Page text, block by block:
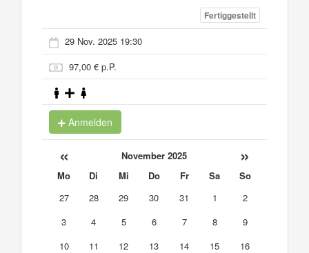
Fertiggestellt
29 Nov. 2025 19:30
97,00 € p.P.
Anmelden
« November 2025 »
Mo Di Mi Do Fr Sa
So
27
28 29 30 31 1
2
3
4 5 6 7 8
9
10
11 12 13 14 15
16